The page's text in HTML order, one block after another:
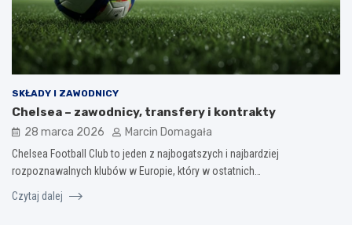
SKŁADY I ZAWODNICY
Chelsea – zawodnicy, transfery i kontrakty
28 marca 2026 Marcin Domagała
Chelsea Football Club to jeden z najbogatszych i najbardziej
rozpoznawalnych klubów w Europie, który w ostatnich…
Czytaj dalej